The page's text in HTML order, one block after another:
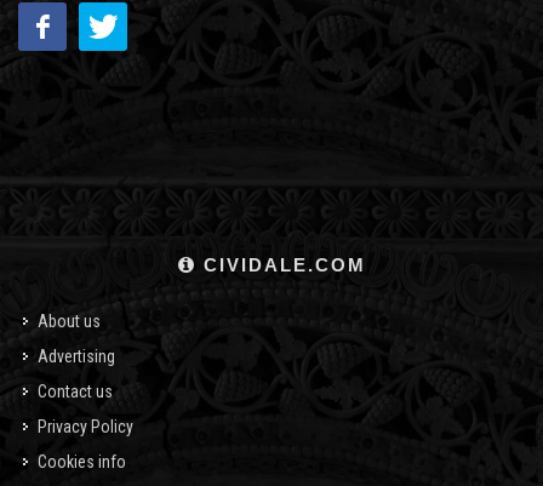
CIVIDALE.COM
About us
Advertising
Contact us
Privacy Policy
Cookies info